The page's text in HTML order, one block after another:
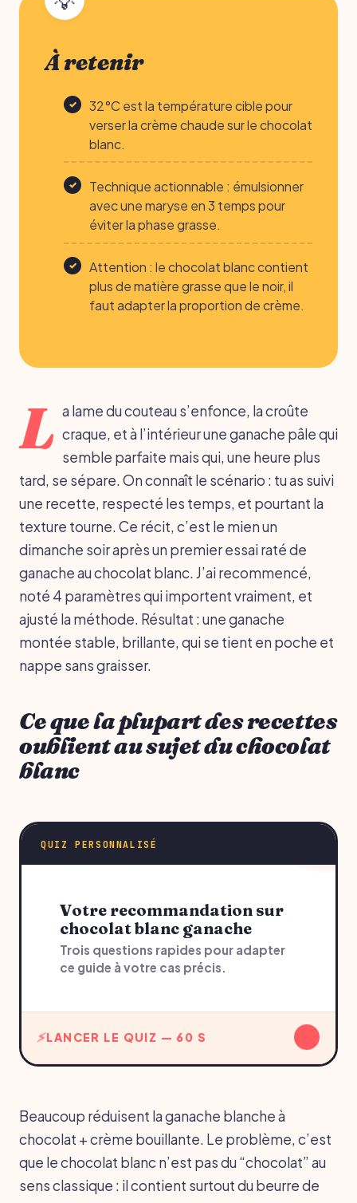
À retenir
32°C est la température cible pour
verser la crème chaude sur le chocolat
blanc.
Technique actionnable : émulsionner
avec une maryse en 3 temps pour
éviter la phase grasse.
Attention : le chocolat blanc contient
plus de matière grasse que le noir, il
faut adapter la proportion de crème.
L a lame du couteau s’enfonce, la croûte
craque, et à l’intérieur une ganache pâle qui
semble parfaite mais qui, une heure plus
tard, se sépare. On connaît le scénario : tu as suivi
une recette, respecté les temps, et pourtant la
texture tourne. Ce récit, c’est le mien un
dimanche soir après un premier essai raté de
ganache au chocolat blanc. J’ai recommencé,
noté 4 paramètres qui importent vraiment, et
ajusté la méthode. Résultat : une ganache
montée stable, brillante, qui se tient en poche et
nappe sans graisser.
Ce que la plupart des recettes
oublient au sujet du chocolat
blanc
QUIZ PERSONNALISÉ
Votre recommandation sur
chocolat blanc ganache
Trois questions rapides pour adapter
ce guide à votre cas précis.
LANCER LE QUIZ — 60 S
Beaucoup réduisent la ganache blanche à
chocolat + crème bouillante. Le problème, c’est
que le chocolat blanc n’est pas du “chocolat” au
sens classique : il contient surtout du beurre de